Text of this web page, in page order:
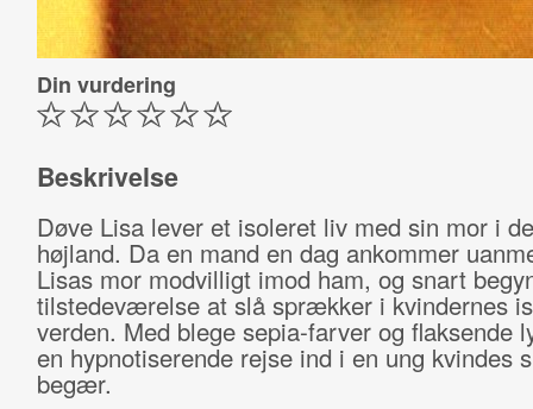
Din vurdering
Beskrivelse
Døve Lisa lever et isoleret liv med sin mor i
højland. Da en mand en dag ankommer
Lisas mor modvilligt imod ham, og snart
tilstedeværelse at slå sprækker i kvindernes
verden. Med blege sepia-farver og flaksende
en hypnotiserende rejse ind i en ung kvindes
begær.